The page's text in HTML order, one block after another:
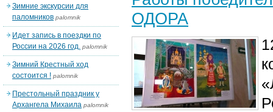
ОДОРА
Зимние экскурсии для
паломников palomnik
Идет запись в поездки по
России на 2026 год. palomnik
Зимний Крестный ход
состоится ! palomnik
Престольный праздник у
Архангела Михаила palomnik